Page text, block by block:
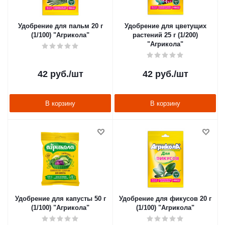
Удобрение для пальм 20 г
(1/100) "Агрикола"
42руб./шт
В корзину
Удобрение для цветущих
растений 25 г (1/200)
"Агрикола"
42руб./шт
В корзину
Удобрение для капусты 50 г
(1/100) "Агрикола"
Удобрение для фикусов 20 г
(1/100) "Агрикола"